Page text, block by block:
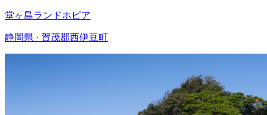
堂ヶ島ランドホピア
静岡県 · 賀茂郡西伊豆町